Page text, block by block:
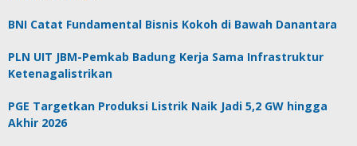
BNI Catat Fundamental Bisnis Kokoh di Bawah Danantara
PLN UIT JBM-Pemkab Badung Kerja Sama Infrastruktur
Ketenagalistrikan
PGE Targetkan Produksi Listrik Naik Jadi 5,2 GW hingga
Akhir 2026